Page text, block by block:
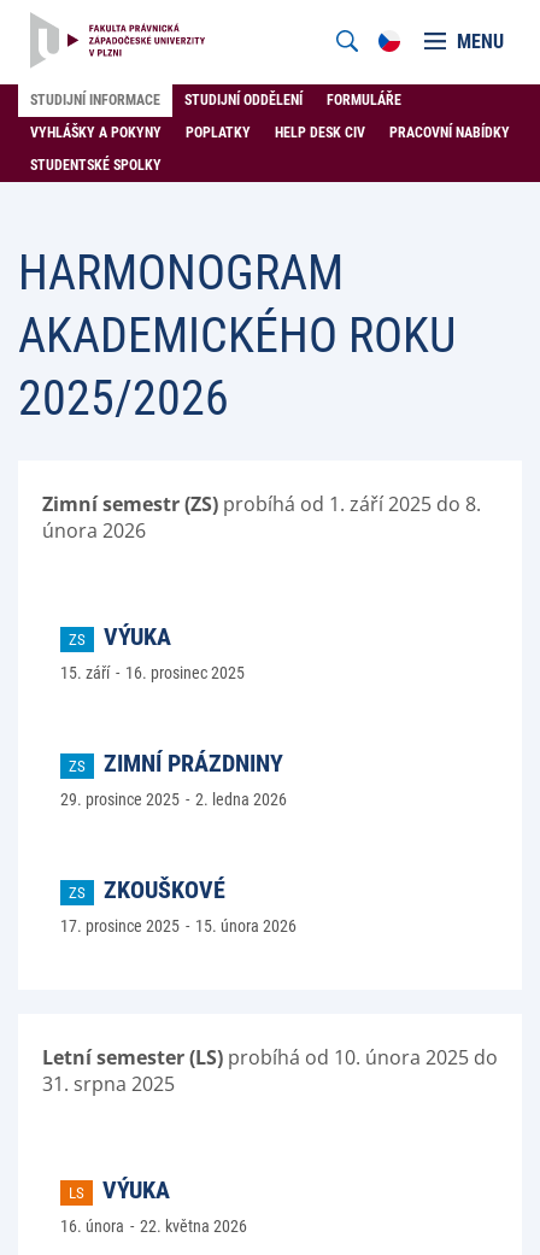
MENU
STUDIJNÍ INFORMACE STUDIJNÍ ODDĚLENÍ
FORMULÁŘE
VYHLÁŠKY A POKYNY
POPLATKY HELP DESK CIV
PRACOVNÍ NABÍDKY
STUDENTSKÉ SPOLKY
HARMONOGRAM
AKADEMICKÉHO ROKU
2025/2026
Zimní semestr (ZS) probíhá od 1. září 2025 do 8.
února 2026
ZS VÝUKA
15. září 16. prosinec 2025
ZS ZIMNÍ PRÁZDNINY
29. prosince 2025 2. ledna 2026
ZS ZKOUŠKOVÉ
17. prosince 2025 15. února 2026
Letní semester (LS) probíhá od 10. února 2025 do
31. srpna 2025
LS VÝUKA
16. února 22. května 2026